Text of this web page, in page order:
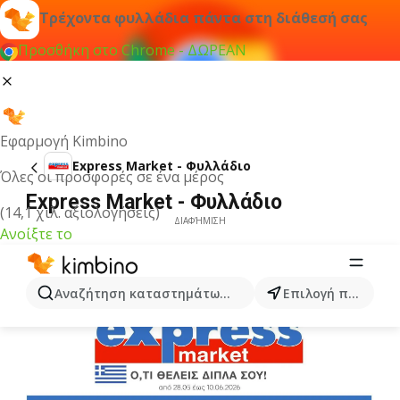
Τρέχοντα φυλλάδια πάντα στη διάθεσή σας
Προσθήκη στο Chrome - ΔΩΡΕΑΝ
Εφαρμογή Kimbino
Όλες οι προσφορές σε ένα μέρος
(14,1 χιλ. αξιολογήσεις)
Ανοίξτε το
Αναζήτηση καταστημάτων, κατηγοριών, προϊόντων...
Επιλογή πόλης
Express Market - Φυλλάδιο
Express Market - Φυλλάδιο
ΔΙΑΦΉΜΙΣΗ